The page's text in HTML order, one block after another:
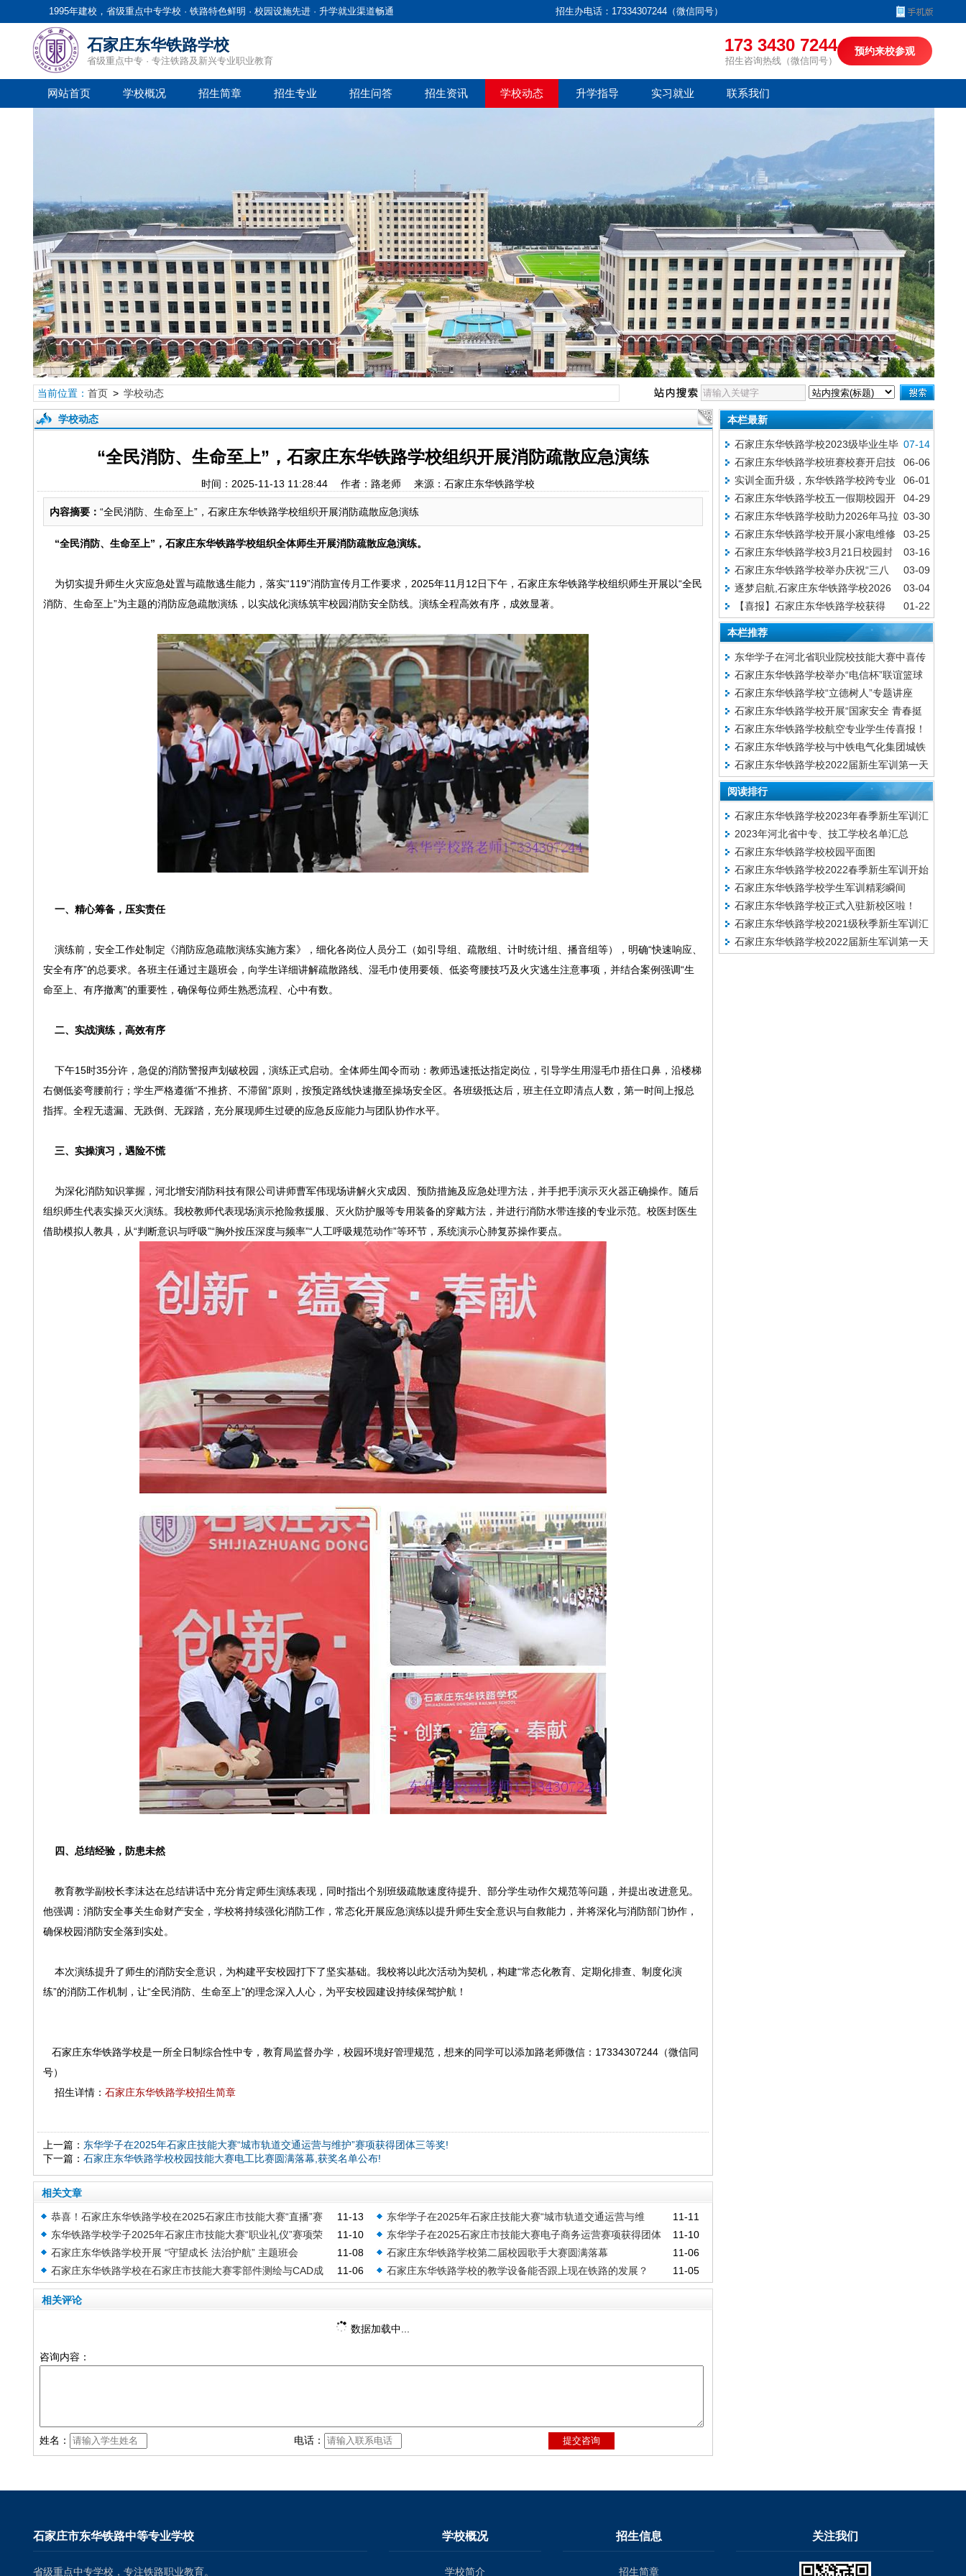
1995年建校，省级重点中专学校 · 铁路特色鲜明 · 校园设施先进 · 升学就业渠道畅通 招生办电话：17334307244（微信同号）
石家庄东华铁路学校
省级重点中专 · 专注铁路及新兴专业职业教育
173 3430 7244
招生咨询热线（微信同号）
预约来校参观
网站首页 学校概况 招生简章 招生专业 招生问答 招生资讯 学校动态 升学指导 实习就业 联系我们
当前位置： 首页> 学校动态
学校动态
“全民消防、生命至上”，石家庄东华铁路学校组织开展消防疏散应急演练
时间：2025-11-13 11:28:44 作者：路老师 来源：石家庄东华铁路学校
内容摘要： “全民消防、生命至上”，石家庄东华铁路学校组织开展消防疏散应急演练
“全民消防、生命至上”， 石家庄东华铁路学校组织全体师生开展消防疏散应急演练。
为切实提升师生火灾应急处置与疏散逃生能力，落实“119”消防宣传月工作要求，2025年11月12日下午，石家庄东华铁路学校组织师生开展以“全民
消防、生命至上”为主题的消防应急疏散演练，以实战化演练筑牢校园消防安全防线。演练全程高效有序，成效显著。
一、精心筹备，压实责任
演练前，安全工作处制定《消防应急疏散演练实施方案》，细化各岗位人员分工（如引导组、疏散组、计时统计组、播音组等），明确“快速响应、
安全有序”的总要求。各班主任通过主题班会，向学生详细讲解疏散路线、湿毛巾使用要领、低姿弯腰技巧及火灾逃生注意事项，并结合案例强调“生
命至上、有序撤离”的重要性，确保每位师生熟悉流程、心中有数。
二、实战演练，高效有序
下午15时35分许，急促的消防警报声划破校园，演练正式启动。全体师生闻令而动：教师迅速抵达指定岗位，引导学生用湿毛巾捂住口鼻，沿楼梯
右侧低姿弯腰前行；学生严格遵循“不推挤、不滞留”原则，按预定路线快速撤至操场安全区。各班级抵达后，班主任立即清点人数，第一时间上报总
指挥。全程无遗漏、无跌倒、无踩踏，充分展现师生过硬的应急反应能力与团队协作水平。
三、实操演习，遇险不慌
为深化消防知识掌握，河北增安消防科技有限公司讲师曹军伟现场讲解火灾成因、预防措施及应急处理方法，并手把手演示灭火器正确操作。随后
组织师生代表实操灭火演练。我校教师代表现场演示抢险救援服、灭火防护服等专用装备的穿戴方法，并进行消防水带连接的专业示范。校医封医生
借助模拟人教具，从“判断意识与呼吸”“胸外按压深度与频率”“人工呼吸规范动作”等环节，系统演示心肺复苏操作要点。
四、总结经验，防患未然
教育教学副校长李沫达在总结讲话中充分肯定师生演练表现，同时指出个别班级疏散速度待提升、部分学生动作欠规范等问题，并提出改进意见。
他强调：消防安全事关生命财产安全，学校将持续强化消防工作，常态化开展应急演练以提升师生安全意识与自救能力，并将深化与消防部门协作，
确保校园消防安全落到实处。
本次演练提升了师生的消防安全意识，为构建平安校园打下了坚实基础。我校将以此次活动为契机，构建“常态化教育、定期化排查、制度化演
练”的消防工作机制，让“全民消防、生命至上”的理念深入人心，为平安校园建设持续保驾护航！
石家庄东华铁路学校是一所全日制综合性中专，教育局监督办学，校园环境好管理规范，想来的同学可以添加路老师微信：17334307244（微信同
号）
招生详情： 石家庄东华铁路学校招生简章
上一篇： 东华学子在2025年石家庄技能大赛“城市轨道交通运营与维护”赛项获得团体三等奖!
下一篇： 石家庄东华铁路学校校园技能大赛电工比赛圆满落幕,获奖名单公布!
相关文章
11-13
恭喜！石家庄东华铁路学校在2025石家庄市技能大赛“直播”赛
项斩获团体二、三等奖！
11-11
东华学子在2025年石家庄技能大赛“城市轨道交通运营与维
护”赛项获得团体三等奖!
11-10
东华铁路学校学子2025年石家庄市技能大赛“职业礼仪”赛项荣
获团体二等奖、团体三等奖！
11-10
东华学子在2025石家庄市技能大赛电子商务运营赛项获得团体
三等奖
11-08
石家庄东华铁路学校开展 “守望成长 法治护航” 主题班会 11-06
石家庄东华铁路学校第二届校园歌手大赛圆满落幕
11-06
石家庄东华铁路学校在石家庄市技能大赛零部件测绘与CAD成
图技术赛项荣获团体二等奖和团体三等奖
11-05
石家庄东华铁路学校的教学设备能否跟上现在铁路的发展？
相关评论
数据加载中...
咨询内容：
姓名： 电话：
本栏最新
07-14
石家庄东华铁路学校2023级毕业生毕
业证及学籍档案领取安排
06-06
石家庄东华铁路学校班赛校赛开启技
能成长新赛道
06-01
实训全面升级，东华铁路学校跨专业
融合教学改革重磅亮相
04-29
石家庄东华铁路学校五一假期校园开
放参观邀请函
03-30
石家庄东华铁路学校助力2026年马拉
松比赛,超燃现场精彩回顾!
03-25
石家庄东华铁路学校开展小家电维修
志愿服务活动
03-16
石家庄东华铁路学校3月21日校园封
闭通知
03-09
石家庄东华铁路学校举办庆祝“三八
国际劳动妇女节”主题活动
03-04
逐梦启航,石家庄东华铁路学校2026
年春季班新生今日开学!
01-22
【喜报】石家庄东华铁路学校获得
2026年河北省职业技能大赛零部件测绘与
CAD成图技术赛项团体三等奖
本栏推荐
东华学子在河北省职业院校技能大赛中喜传
捷报!
石家庄东华铁路学校举办“电信杯”联谊篮球
赛
石家庄东华铁路学校“立德树人”专题讲座
石家庄东华铁路学校开展“国家安全 青春挺
膺”主题团课
石家庄东华铁路学校航空专业学生传喜报！
石家庄东华铁路学校与中铁电气化集团城铁
公司机械装备分公司举行校企合作授牌仪式.
石家庄东华铁路学校2022届新生军训第一天
阅读排行
石家庄东华铁路学校2023年春季新生军训汇
报表演暨总结表彰大会
2023年河北省中专、技工学校名单汇总
石家庄东华铁路学校校园平面图​
石家庄东华铁路学校2022春季新生军训开始
啦
石家庄东华铁路学校学生军训精彩瞬间
石家庄东华铁路学校正式入驻新校区啦！
石家庄东华铁路学校2021级秋季新生军训汇
演暨总结表彰大会
石家庄东华铁路学校2022届新生军训第一天
石家庄市东华铁路中等专业学校
省级重点中专学校，专注铁路职业教育。
学校概况
学校简介
招生信息
招生简章
关注我们